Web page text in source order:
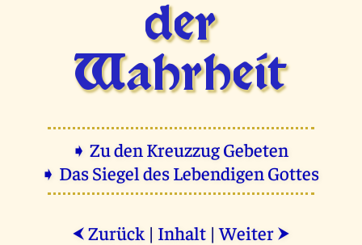
der
Wahrheit
➧ Zu den Kreuzzug Gebeten
➧ Das Siegel des Lebendigen Gottes
⮜ Zurück | Inhalt |Weiter ⮞